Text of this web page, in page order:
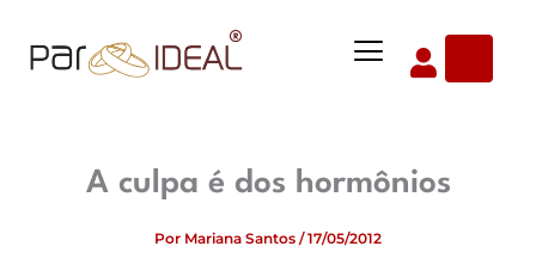
para
Menu
A culpa é dos hormônios
Por Mariana Santos /17/05/2012